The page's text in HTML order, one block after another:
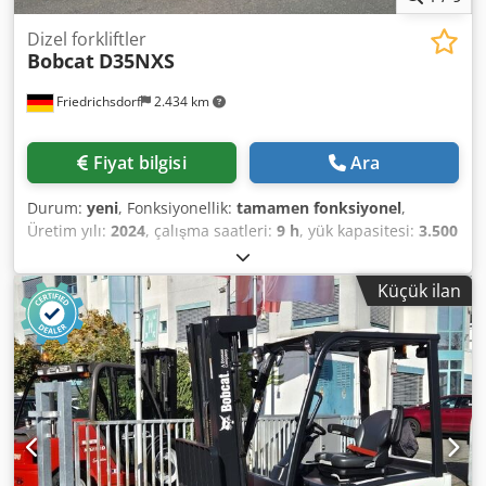
Friedrichsdorf 2.434 km
Dizel forkliftler
Bobcat D35NXS
Fiyat bilgisi Ara
Durum: yeni, Fonksiyonellik: tamamen fonksiyonel,
Üretim yılı: 2024, çalışma saatleri: 9 h, yük kapasitesi: 3.500
4.820 mm
mm, yakıt türü:dizel, direk tipi:triplex, inşaat yüksekliği:
2.350 mm
, güç: 45 kW (61,18 bg), fork taşıyıcı genişliği:
1.190 mm, çatalların uzunluğu:1.200 mm, boş ağırlık:
4.850 kg, toplam uzunluk: 2.750 mm, çekiş tipi:Diesel,
inşaat genişliği:1.290 mm , Dizel forklift Yük ağırlık
merkezi: 500 ISO Sınıfı: ISO Sınıf 3 = 2.500 - 4.999 kg Direk
tipi: Triplex Şanzıman: Tork konvertörü Hız sınıfı: 20
Durum: Yeni Teknik durum: Yeni Ön lastik tipi: Süperelastik
Ön lastik ölçüsü: 28-9 x15 Dwsdpfxjy U R Dcj Anzsa Ön
lastik durumu: %80 - 100 Arka lastik tipi: Süperelastik Arka
Küçük ilan